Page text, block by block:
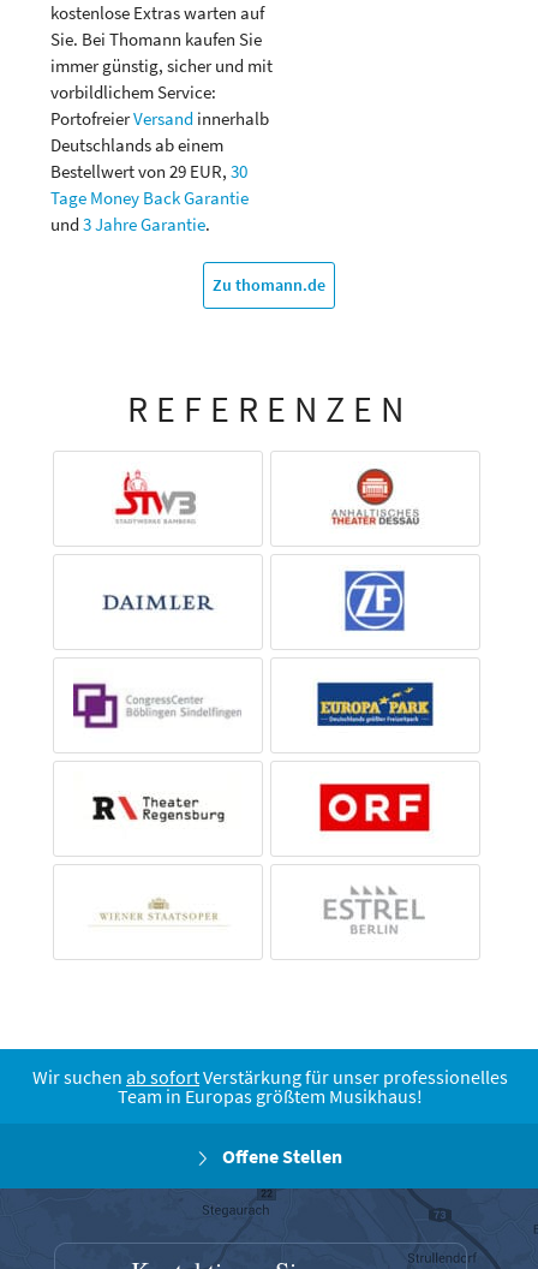
kostenlose Extras warten auf
Sie. Bei Thomann kaufen Sie
immer günstig, sicher und mit
vorbildlichem Service:
PortofreierVersandinnerhalb
Deutschlands ab einem
Bestellwert von 29 EUR, 30
Tage Money Back Garantie
und 3 Jahre Garantie.
Zu thomann.de
REFERENZEN
Wir suchen ab sofortVerstärkung für unser professionelles
Team in Europas größtem Musikhaus!
Offene Stellen